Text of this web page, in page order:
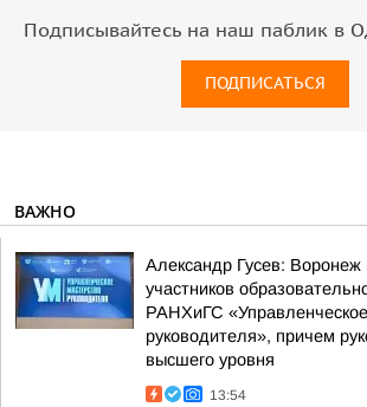
Подписывайтесь на наш паблик в
ПОДПИСАТЬСЯ
ВАЖНО
Александр Гусев: Воронеж
участников
РАНХиГС
руководителя», причем
высшего уровня
13:54